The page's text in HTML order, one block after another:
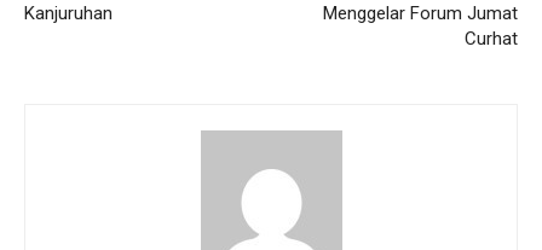
Kanjuruhan
Menggelar Forum Jumat
Curhat